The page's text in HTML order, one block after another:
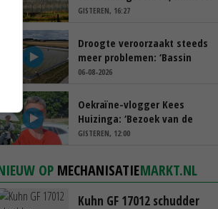
spreekt van ‘ondernemersrisico’
GISTEREN, 16:27
Droogte veroorzaakt steeds
meer problemen: ‘Bassin
afgelopen week al leeg’
06-08-2026
Oekraïne-vlogger Kees
Huizinga: ‘Bezoek van de
ambassade mag zelf groente
GISTEREN, 12:00
OP MECHANISATIEMARKT.NL
Kuhn GF 17012 schudder